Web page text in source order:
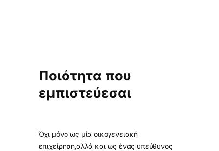
Ποιότητα που
εμπιστεύεσαι
​​​​​​Όχι μόνο ως μία οικογενειακή
επιχείρηση,αλλά και ως ένας υπεύθυνος